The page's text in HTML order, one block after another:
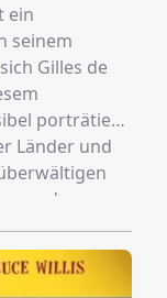
ein
seinem
Gilles de
porträtiert
Länder und
modernen
im
in der